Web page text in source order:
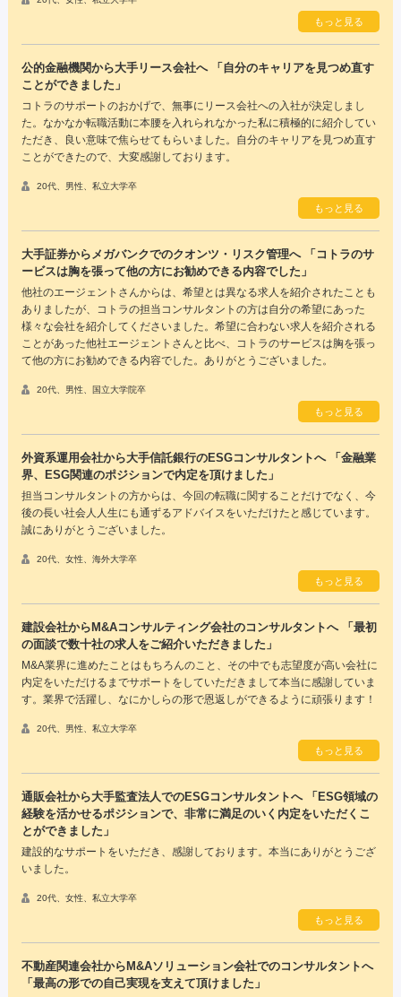
もっと見る
公的金融機関から大手リース会社へ 「自分のキャリアを見つめ直す
ことができました」
コトラのサポートのおかげで、無事にリース会社への入社が決定しまし
た。なかなか転職活動に本腰を入れられなかった私に積極的に紹介してい
ただき、良い意味で焦らせてもらいました。自分のキャリアを見つめ直す
ことができたので、大変感謝しております。
20代、男性、私立大学卒
もっと見る
大手証券からメガバンクでのクオンツ・リスク管理へ 「コトラのサ
ービスは胸を張って他の方にお勧めできる内容でした」
他社のエージェントさんからは、希望とは異なる求人を紹介されたことも
ありましたが、コトラの担当コンサルタントの方は自分の希望にあった
様々な会社を紹介してくださいました。希望に合わない求人を紹介される
ことがあった他社エージェントさんと比べ、コトラのサービスは胸を張っ
て他の方にお勧めできる内容でした。ありがとうございました。
20代、男性、国立大学院卒
もっと見る
外資系運用会社から大手信託銀行のESGコンサルタントへ 「金融業
界、ESG関連のポジションで内定を頂けました」
担当コンサルタントの方からは、今回の転職に関することだけでなく、今
後の長い社会人人生にも通ずるアドバイスをいただけたと感じています。
誠にありがとうございました。
20代、女性、海外大学卒
もっと見る
建設会社からM&Aコンサルティング会社のコンサルタントへ 「最初
の面談で数十社の求人をご紹介いただきました」
M&A業界に進めたことはもちろんのこと、その中でも志望度が高い会社に
内定をいただけるまでサポートをしていただきまして本当に感謝していま
す。業界で活躍し、なにかしらの形で恩返しができるように頑張ります！
20代、男性、私立大学卒
もっと見る
通販会社から大手監査法人でのESGコンサルタントへ 「ESG領域の
経験を活かせるポジションで、非常に満足のいく内定をいただくこ
とができました」
建設的なサポートをいただき、感謝しております。本当にありがとうござ
いました。
20代、女性、私立大学卒
もっと見る
不動産関連会社からM&Aソリューション会社でのコンサルタントへ
「最高の形での自己実現を支えて頂けました」